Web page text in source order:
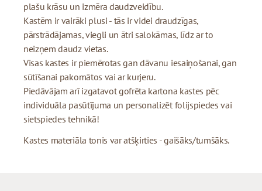
plašu krāsu un izmēra daudzveidību.
Kastēm ir vairāki plusi - tās ir videi draudzīgas,
pārstrādājamas, viegli un ātri salokāmas, līdz ar to
neizņem daudz vietas.
Visas kastes ir piemērotas gan dāvanu iesaiņošanai, gan
sūtīšanai pakomātos vai ar kurjeru.
Piedāvājam arī izgatavot gofrēta kartona kastes pēc
individuāla pasūtījuma un personalizēt folijspiedes vai
sietspiedes tehnikā!
Kastes materiāla tonis var atšķirties - gaišāks/tumšāks.